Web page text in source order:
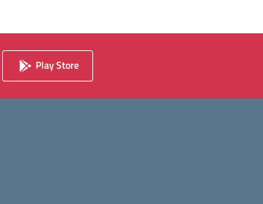
Play Store